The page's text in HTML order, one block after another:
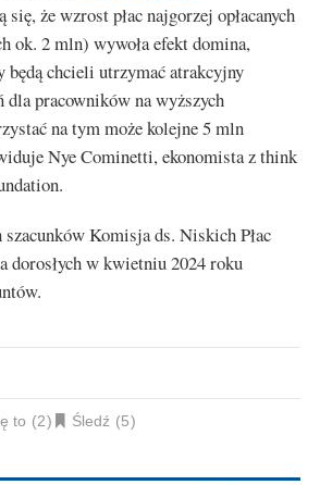
że wzrost płac najgorzej opłacanych
ok. 2 mln) wywoła efekt domina,
będą chcieli utrzymać atrakcyjny
dla pracowników na wyższych
na tym może kolejne 5 mln
Nye Cominetti, ekonomista z think
szacunków Komisja ds. Niskich Płac
dorosłych w kwietniu 2024 roku
to 2 Śledź 5